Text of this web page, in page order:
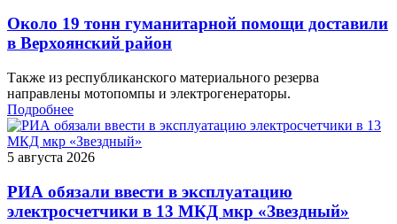
Около 19 тонн гуманитарной помощи доставили
в Верхоянский район
Также из республиканского материального резерва
направлены мотопомпы и электрогенераторы.
Подробнее
5 августа 2026
РИА обязали ввести в эксплуатацию
электросчетчики в 13 МКД мкр «Звездный»